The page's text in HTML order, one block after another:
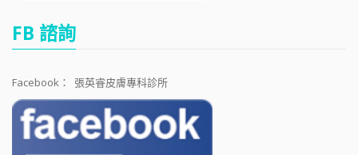
FB 諮詢
Facebook： 張英睿皮膚專科診所